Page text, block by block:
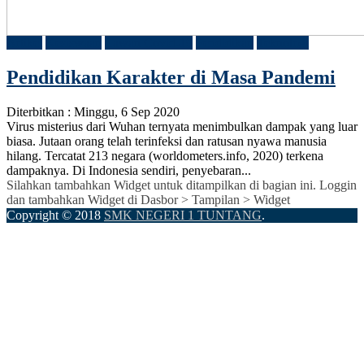
Pendidikan Karakter di Masa Pandemi
Diterbitkan : Minggu, 6 Sep 2020
Virus misterius dari Wuhan ternyata menimbulkan dampak yang luar
biasa. Jutaan orang telah terinfeksi dan ratusan nyawa manusia
hilang. Tercatat 213 negara (worldometers.info, 2020) terkena
dampaknya. Di Indonesia sendiri, penyebaran...
Silahkan tambahkan Widget untuk ditampilkan di bagian ini. Loggin
dan tambahkan Widget di Dasbor > Tampilan > Widget
Copyright © 2018 SMK NEGERI 1 TUNTANG.